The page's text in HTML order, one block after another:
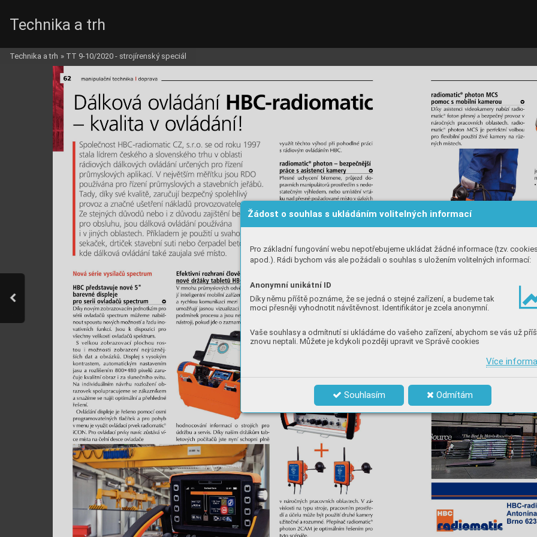
Žádost o souhlas s ukládáním volitelných informací
Pro základní fungování webu nepotřebujeme ukládat žádné informace (tzv.
apod.). Rádi bychom vás ale požádali o souhlas s uložením volitelných informací:
Anonymní unikátní ID
Díky němu příště poznáme, že se jedná o stejné zařízení, a budeme tak
moci přesněji vyhodnotit návštěvnost. Identifikátor je zcela anonymní.
Vaše souhlasy a odmítnutí si ukládáme do vašeho zařízení, abychom se vás už
znovu neptali. Můžete je kdykoli později upravit ve Správě cookies
Více
Souhlasím Odmítám
Technika a trh
Technika a trh » TT 9-10/2020 - strojírenský speciál